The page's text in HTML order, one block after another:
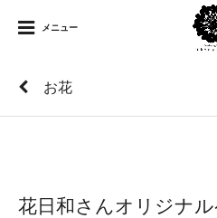
メニュー
お花
花日和さんオリジナ